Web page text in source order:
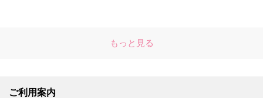
もっと見る
ご利用案内